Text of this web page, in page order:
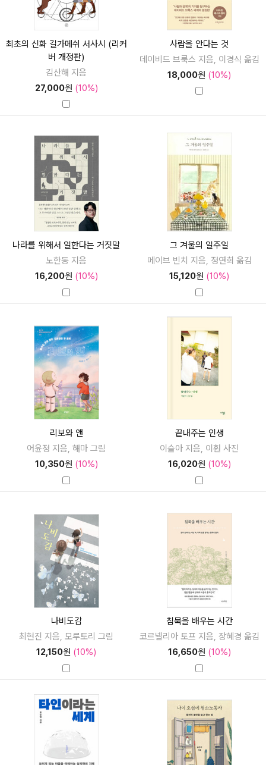
최초의 신화 길가메쉬 서사시 (리커
버 개정판)
김산해 지음
27,000원 (10%)
사람을 안다는 것
데이비드 브룩스 지음, 이경식 옮김
18,000원 (10%)
나라를 위해서 일한다는 거짓말
노한동 지음
16,200원 (10%)
그 겨울의 일주일
메이브 빈치 지음, 정연희 옮김
15,120원 (10%)
리보와 앤
어윤정 지음, 해마 그림
10,350원 (10%)
끝내주는 인생
이슬아 지음, 이훤 사진
16,020원 (10%)
나비도감
최현진 지음, 모루토리 그림
12,150원 (10%)
침묵을 배우는 시간
코르넬리아 토프 지음, 장혜경 옮김
16,650원 (10%)